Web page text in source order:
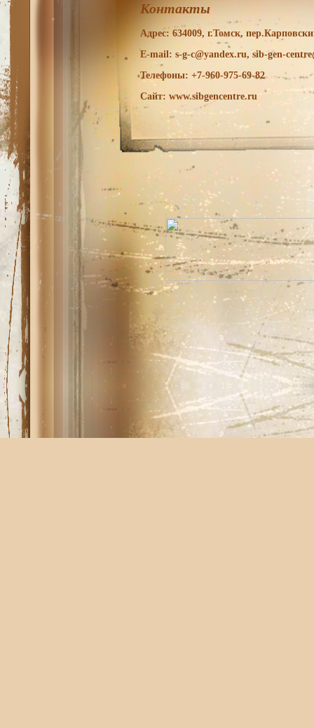
Контакты
Адрес: 634009, г.Томск,
E-mail: s-g-c@yandex.ru, sib-gen-
Телефоны: +7-960-975-69-82
Сайт: www.sibgencentre.ru